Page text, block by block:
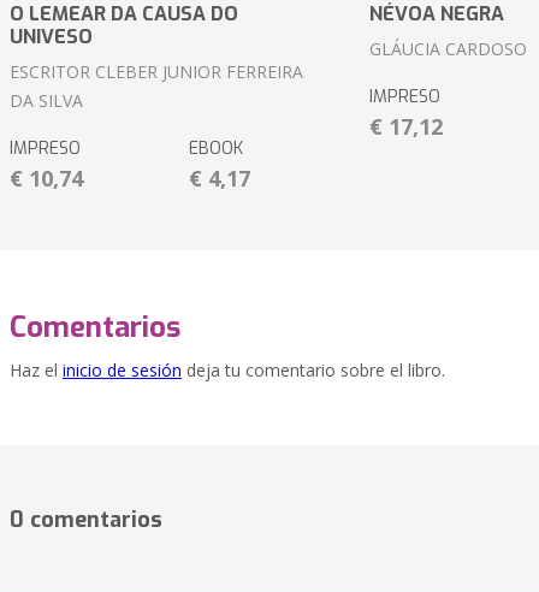
O LEMEAR DA CAUSA DO
UNIVESO
ESCRITOR CLEBER JUNIOR FERREIRA
DA SILVA
IMPRESO
€ 10,74
EBOOK
€ 4,17
NÉVOA NEGRA
GLÁUCIA CARDOSO
IMPRESO
€ 17,12
Comentarios
Haz el inicio de sesión deja tu comentario sobre el libro.
0 comentarios